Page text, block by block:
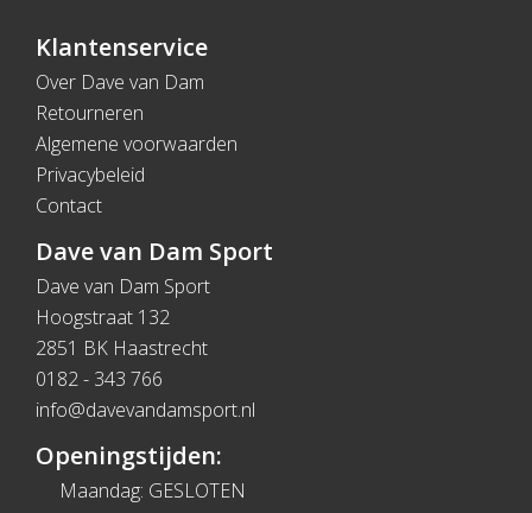
Klantenservice
Over Dave van Dam
Retourneren
Algemene voorwaarden
Privacybeleid
Contact
Dave van Dam Sport
Dave van Dam Sport
Hoogstraat 132
2851 BK Haastrecht
0182 - 343 766
info@davevandamsport.nl
Openingstijden:
Maandag: GESLOTEN